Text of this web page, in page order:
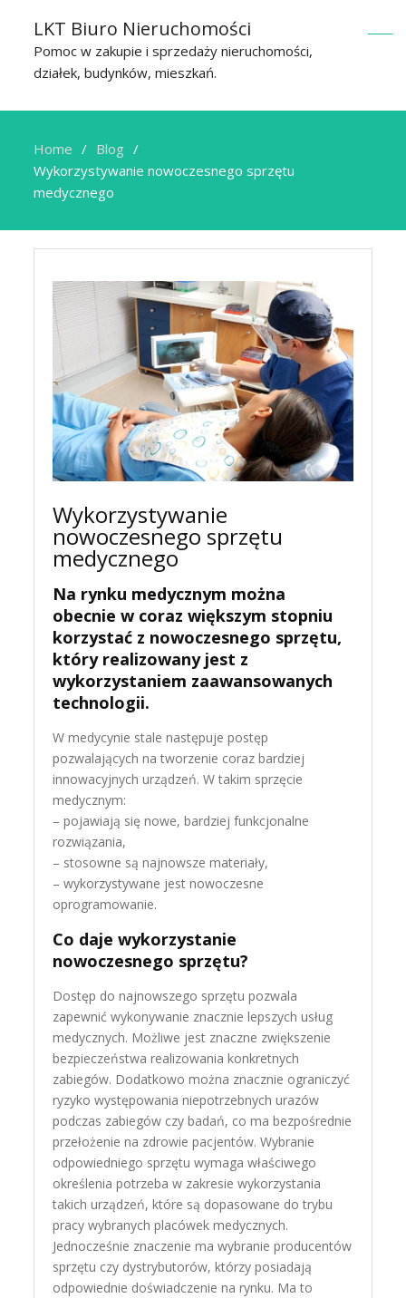
LKT Biuro Nieruchomości
Pomoc w zakupie i sprzedaży nieruchomości,
działek, budynków, mieszkań.
Home
Blog
Wykorzystywanie nowoczesnego sprzętu
medycznego
Wykorzystywanie
nowoczesnego sprzętu
medycznego
Na rynku medycznym można
obecnie w coraz większym stopniu
korzystać z nowoczesnego sprzętu,
który realizowany jest z
wykorzystaniem zaawansowanych
technologii.
W medycynie stale następuje postęp
pozwalających na tworzenie coraz bardziej
innowacyjnych urządzeń. W takim sprzęcie
medycznym:
– pojawiają się nowe, bardziej funkcjonalne
rozwiązania,
– stosowne są najnowsze materiały,
– wykorzystywane jest nowoczesne
oprogramowanie.
Co daje wykorzystanie
nowoczesnego sprzętu?
Dostęp do najnowszego sprzętu pozwala
zapewnić wykonywanie znacznie lepszych usług
medycznych. Możliwe jest znaczne zwiększenie
bezpieczeństwa realizowania konkretnych
zabiegów. Dodatkowo można znacznie ograniczyć
ryzyko występowania niepotrzebnych urazów
podczas zabiegów czy badań, co ma bezpośrednie
przełożenie na zdrowie pacjentów. Wybranie
odpowiedniego sprzętu wymaga właściwego
określenia potrzeba w zakresie wykorzystania
takich urządzeń, które są dopasowane do trybu
pracy wybranych placówek medycznych.
Jednocześnie znaczenie ma wybranie producentów
sprzętu czy dystrybutorów, którzy posiadają
odpowiednie doświadczenie na rynku. Ma to